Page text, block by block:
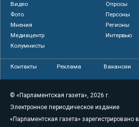
Видео
Опросы
Фото
Персоны
Мнения
Регионы
Медиацентр
Интервью
Колумнисты
Контакты Реклама Вакансии
© «Парламентская газета», 2026 г.
Электронное периодическое издание
«Парламентская газета» зарегистрировано в